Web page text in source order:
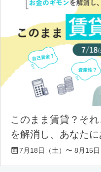
このまま賃貸？そ
を解消し、あなた
7月18日（土）〜 8月15